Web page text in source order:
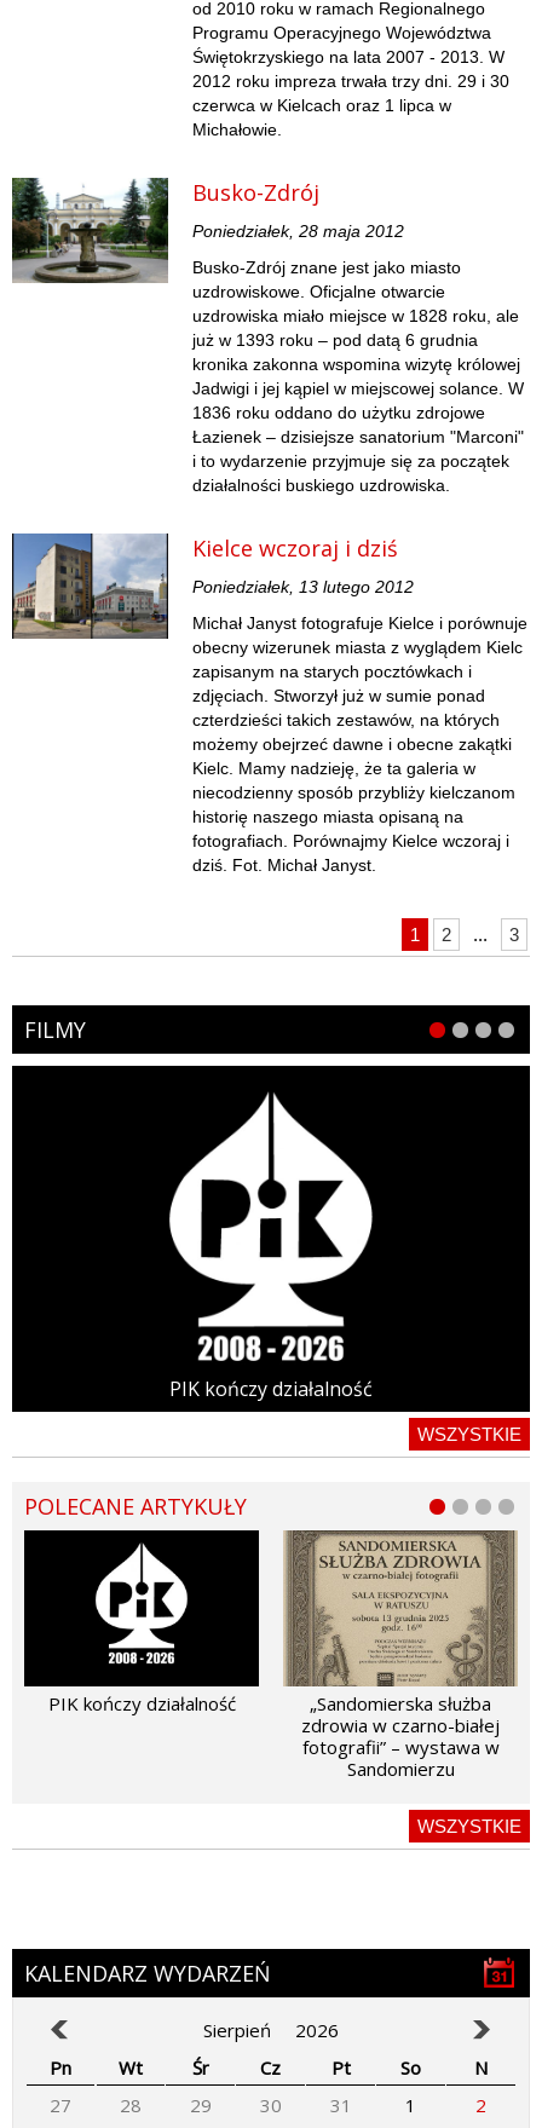
od 2010 roku w ramach Regionalnego
Programu Operacyjnego Województwa
Świętokrzyskiego na lata 2007 - 2013. W
2012 roku impreza trwała trzy dni. 29 i 30
czerwca w Kielcach oraz 1 lipca w
Michałowie.
Busko-Zdrój
Poniedziałek, 28 maja 2012
Busko-Zdrój znane jest jako miasto
uzdrowiskowe. Oficjalne otwarcie
uzdrowiska miało miejsce w 1828 roku, ale
już w 1393 roku – pod datą 6 grudnia
kronika zakonna wspomina wizytę królowej
Jadwigi i jej kąpiel w miejscowej solance. W
1836 roku oddano do użytku zdrojowe
Łazienek – dzisiejsze sanatorium "Marconi"
i to wydarzenie przyjmuje się za początek
działalności buskiego uzdrowiska.
Kielce wczoraj i dziś
Poniedziałek, 13 lutego 2012
Michał Janyst fotografuje Kielce i porównuje
obecny wizerunek miasta z wyglądem Kielc
zapisanym na starych pocztówkach i
zdjęciach. Stworzył już w sumie ponad
czterdzieści takich zestawów, na których
możemy obejrzeć dawne i obecne zakątki
Kielc. Mamy nadzieję, że ta galeria w
niecodzienny sposób przybliży kielczanom
historię naszego miasta opisaną na
fotografiach. Porównajmy Kielce wczoraj i
dziś. Fot. Michał Janyst.
1 2 ... 3
FILMY
PIK kończy działalność
WSZYSTKIE
POLECANE ARTYKUŁY
PIK kończy działalność
„Sandomierska służba
zdrowia w czarno-białej
fotografii” – wystawa w
Sandomierzu
WSZYSTKIE
KALENDARZ WYDARZEŃ
Sierpień
2026
Pn
Wt Śr Cz Pt So
N
27
28 29 30 31 1
2